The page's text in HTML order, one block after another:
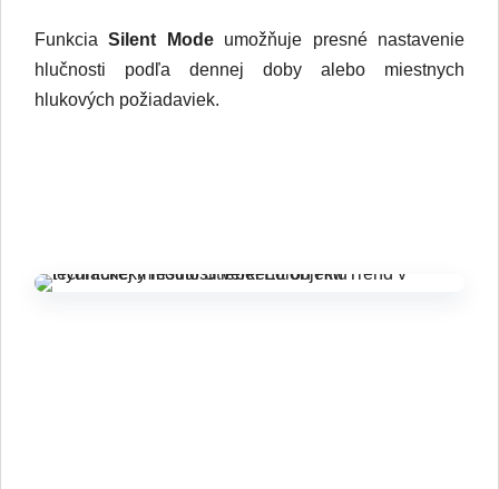
FunkciaSilent Modeumožňuje presné nastavenie
hlučnosti podľa dennej doby alebo miestnych
hlukových požiadaviek.